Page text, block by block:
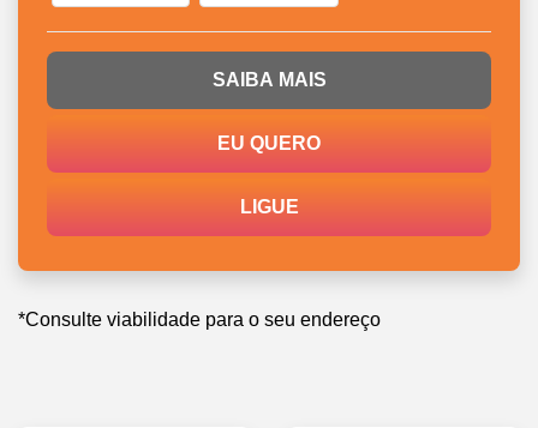
SAIBA MAIS
EU QUERO
LIGUE
*Consulte viabilidade para o seu endereço